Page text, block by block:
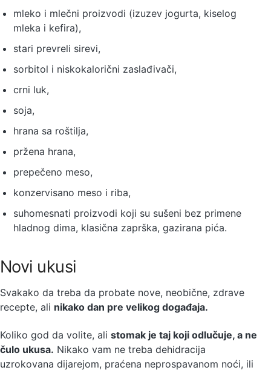
mleko i mlečni proizvodi (izuzev jogurta, kiselog
mleka i kefira),
stari prevreli sirevi,
sorbitol i niskokalorični zaslađivači,
crni luk,
soja,
hrana sa roštilja,
pržena hrana,
prepečeno meso,
konzervisano meso i riba,
suhomesnati proizvodi koji su sušeni bez primene
hladnog dima, klasična zaprška, gazirana pića.
Novi ukusi
Svakako da treba da probate nove, neobične, zdrave
recepte, ali nikako dan pre velikog događaja.
Koliko god da volite, ali stomak je taj koji odlučuje, a ne
čulo ukusa. Nikako vam ne treba dehidracija
uzrokovana dijarejom, praćena neprospavanom noći, ili